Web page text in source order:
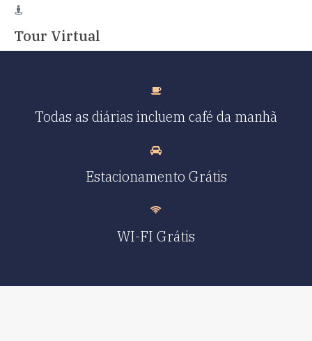
Tour Virtual
Todas as diárias incluem café da manhã
Estacionamento Grátis
WI-FI Grátis